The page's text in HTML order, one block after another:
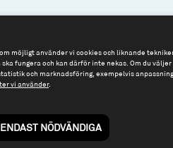
möjligt använder vi cookies och liknande
fungera och kan därför inte nekas. Om du väljer
och marknadsföring, exempelvis
vi använder.
ENDAST NÖDVÄNDIGA